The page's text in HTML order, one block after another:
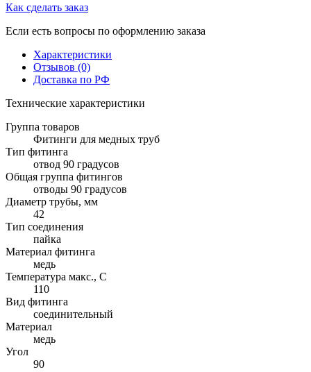
Как сделать заказ
Если есть вопросы по оформлению заказа
Характеристики
Отзывов (0)
Доставка по РФ
Технические характеристики
Группа товаров
Фитинги для медных труб
Тип фитинга
отвод 90 градусов
Общая группа фитингов
отводы 90 градусов
Диаметр трубы, мм
42
Тип соединения
пайка
Материал фитинга
медь
Температура макс., С
110
Вид фитинга
соединительный
Материал
медь
Угол
90